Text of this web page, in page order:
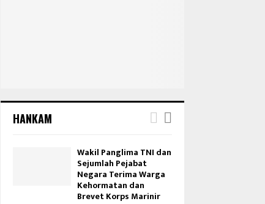
HANKAM
Wakil Panglima TNI dan
Sejumlah Pejabat
Negara Terima Warga
Kehormatan dan
Brevet Korps Marinir